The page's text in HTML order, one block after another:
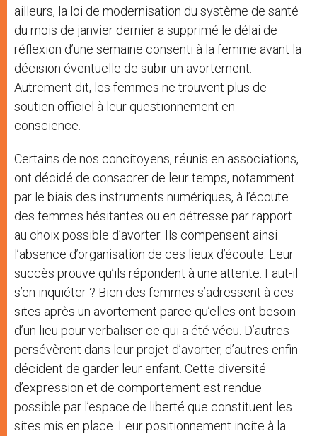
ailleurs, la loi de modernisation du système de santé
du mois de janvier dernier a supprimé le délai de
réflexion d’une semaine consenti à la femme avant la
décision éventuelle de subir un avortement.
Autrement dit, les femmes ne trouvent plus de
soutien officiel à leur questionnement en
conscience.
Certains de nos concitoyens, réunis en associations,
ont décidé de consacrer de leur temps, notamment
par le biais des instruments numériques, à l’écoute
des femmes hésitantes ou en détresse par rapport
au choix possible d’avorter. Ils compensent ainsi
l’absence d’organisation de ces lieux d’écoute. Leur
succès prouve qu’ils répondent à une attente. Faut-il
s’en inquiéter ? Bien des femmes s’adressent à ces
sites après un avortement parce qu’elles ont besoin
d’un lieu pour verbaliser ce qui a été vécu. D’autres
persévèrent dans leur projet d’avorter, d’autres enfin
décident de garder leur enfant. Cette diversité
d’expression et de comportement est rendue
possible par l’espace de liberté que constituent les
sites mis en place. Leur positionnement incite à la